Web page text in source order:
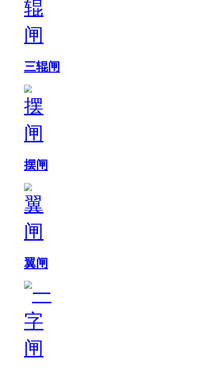
三辊闸
摆闸
翼闸